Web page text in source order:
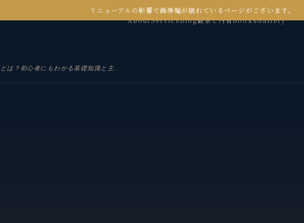
リニューアルの影響で画像幅が崩れているページがございます。
AboutServiceBlog観察と内省BooksGallery
経済指標とは？初心者にもわかる基礎知識と主要指標の見方